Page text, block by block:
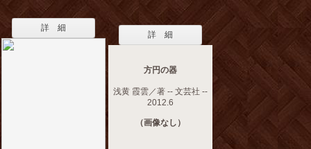
詳 細
詳 細
方円の器
浅黄 霞雲／著 -- 文芸社 --
2012.6
（画像なし）